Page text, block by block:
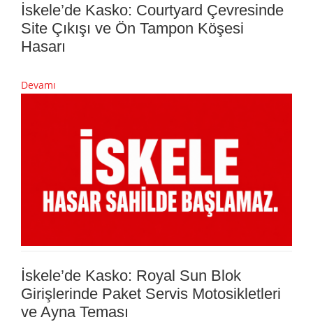
İskele’de Kasko: Courtyard Çevresinde
Site Çıkışı ve Ön Tampon Köşesi
Hasarı
Devamı
İskele’de Kasko: Royal Sun Blok
Girişlerinde Paket Servis Motosikletleri
ve Ayna Teması